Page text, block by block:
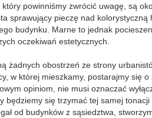
powinniśmy zwrócić uwagę, są
sprawujący pieczę nad
budynku. Marne to jednak
oczekiwań estetycznych.
żadnych obostrzeń ze strony
w której mieszkamy, postarajmy się
opiniom, nie musi oznaczać
będziemy się trzymać tej samej
od budynków z sąsiedztwa,